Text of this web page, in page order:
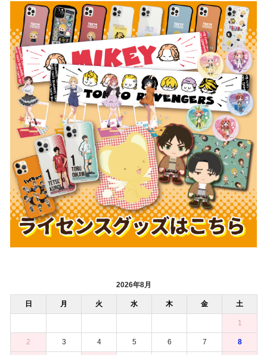
2026年8月
日 月 火 水 木 金 土
1
2 3 4 5 6 7 8